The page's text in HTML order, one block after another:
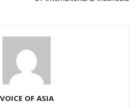
VOICE OF ASIA